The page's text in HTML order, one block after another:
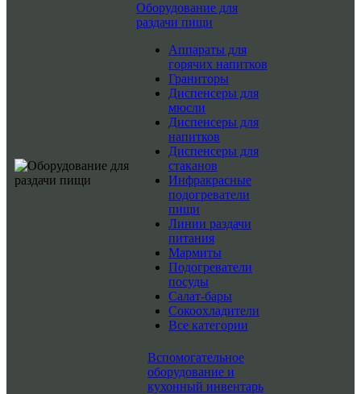
Оборудование для
раздачи пищи
Аппараты для
горячих напитков
Граниторы
Диспенсеры для
мюсли
Диспенсеры для
напитков
Диспенсеры для
стаканов
Инфракрасные
подогреватели
пищи
Линии раздачи
питания
Мармиты
Подогреватели
посуды
Салат-бары
Сокоохладители
Все категории
Вспомогательное
оборудование и
кухонный инвентарь